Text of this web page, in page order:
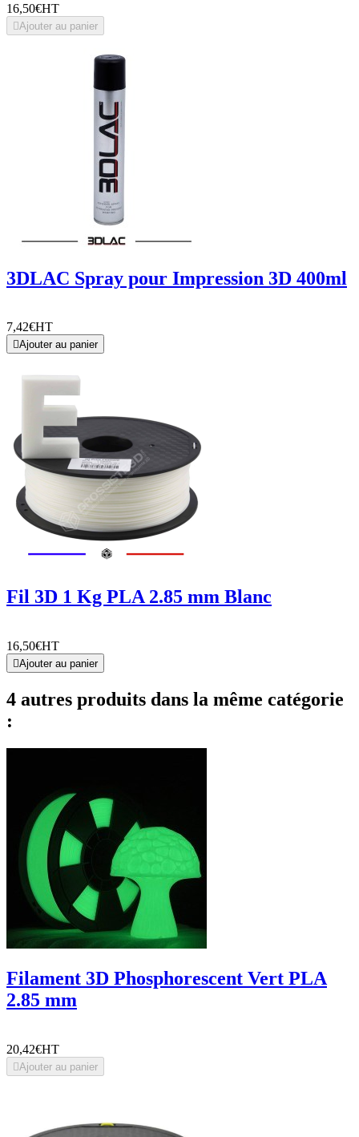
16,50€HT
Ajouter au panier
3DLAC Spray pour Impression 3D 400ml
7,42€HT
Ajouter au panier
Fil 3D 1 Kg PLA 2.85 mm Blanc
16,50€HT
Ajouter au panier
4 autres produits dans la même catégorie
:
Filament 3D Phosphorescent Vert PLA
2.85 mm
20,42€HT
Ajouter au panier